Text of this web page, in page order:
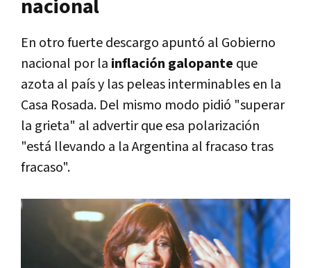
nacional
En otro fuerte descargo apuntó al Gobierno
nacional por la inflación galopante que
azota al país y las peleas interminables en la
Casa Rosada. Del mismo modo pidió "superar
la grieta" al advertir que esa polarización
"está llevando a la Argentina al fracaso tras
fracaso".